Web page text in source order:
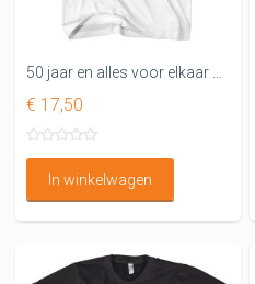
€ 17,50
In winkelwagen